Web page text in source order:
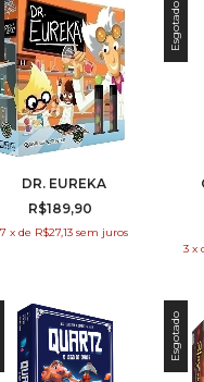
DR. EUREKA
R$189,90
7 x de R$27,13 sem juros
Esgotado
3 x
Esgotado